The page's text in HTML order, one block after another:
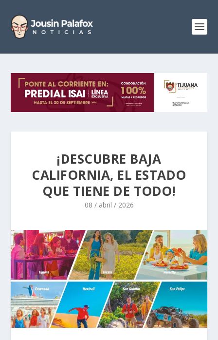
¡DESCUBRE BAJA
CALIFORNIA, EL ESTADO
QUE TIENE DE TODO!
08 / abril / 2026